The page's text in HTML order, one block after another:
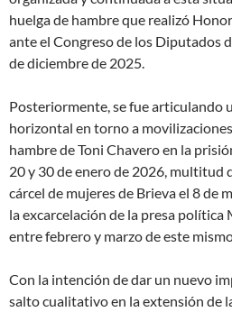
huelga de hambre que realizó
ante el Congreso de los Diputados
de diciembre de 2025.
Posteriormente, se fue articulando
horizontal en torno a
hambre de Toni Chavero en la
20 y 30 de enero de 2026, multitud
cárcel de mujeres de Brieva el 8 de
la excarcelación de la presa política
entre febrero y marzo de este
Con la intención de dar un nuevo
salto cualitativo en la extensión de